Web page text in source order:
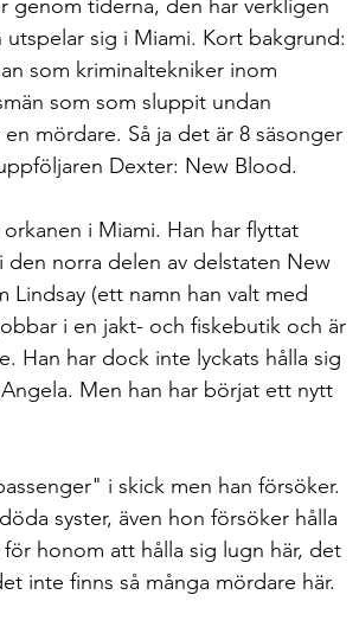
genom tiderna, den har verkligen
sig i Miami. Kort bakgrund:
som kriminaltekniker inom
som som sluppit undan
mördare. Så ja det är 8 säsonger
Dexter: New Blood.
i Miami. Han har flyttat
norra delen av delstaten New
(ett namn han valt med
i en jakt- och fiskebutik och är
Han har dock inte lyckats hålla sig
Men han har börjat ett nytt
i skick men han försöker.
syster, även hon försöker hålla
honom att hålla sig lugn här, det
inte finns så många mördare här.